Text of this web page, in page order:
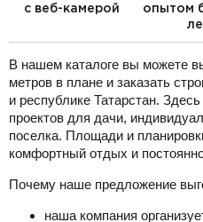
с веб-камерой
опытом
В нашем каталоге вы можете
метров в плане и заказать
и республике Татарстан.
проектов для дачи,
поселка. Площади и
комфортный отдых и
Почему наше предложение
наша компания